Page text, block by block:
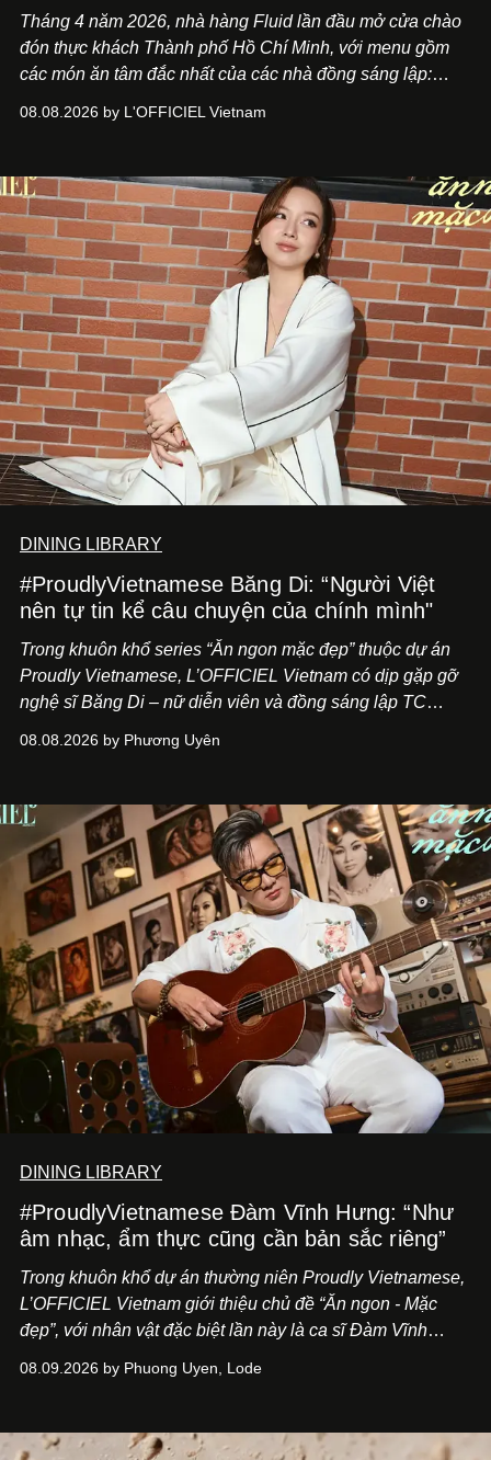
Tháng 4 năm 2026, nhà hàng Fluid lần đầu mở cửa chào
đón thực khách Thành phố Hồ Chí Minh, với menu gồm
các món ăn tâm đắc nhất của các nhà đồng sáng lập:
món ăn đa dạng từ Á đến Âu nhanh chóng được yêu thích
mang đến niềm vui cho thực khách.
08.08.2026 by L'OFFICIEL Vietnam
DINING LIBRARY
#ProudlyVietnamese Băng Di: “Người Việt
nên tự tin kể câu chuyện của chính mình"
Trong khuôn khổ series “Ăn ngon mặc đẹp” thuộc dự án
Proudly Vietnamese, L’OFFICIEL Vietnam có dịp gặp gỡ
nghệ sĩ Băng Di – nữ diễn viên và đồng sáng lập TC
Kitchen Bar và SALEM tại TP.HCM.
08.08.2026 by Phương Uyên
DINING LIBRARY
#ProudlyVietnamese Đàm Vĩnh Hưng: “Như
âm nhạc, ẩm thực cũng cần bản sắc riêng”
Trong khuôn khổ dự án thường niên Proudly Vietnamese,
L’OFFICIEL Vietnam giới thiệu chủ đề “Ăn ngon - Mặc
đẹp”, với nhân vật đặc biệt lần này là ca sĩ Đàm Vĩnh
Cà Phê Cà Pháo mang dấu ấn Indochine hoài niệm, thu
08.09.2026 by Phuong Uyen, Lode